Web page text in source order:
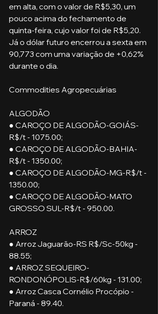
em alta, com o valor de R$5,30, um
pouco acima do fechamento de
quinta-feira, cujo valor foi de R$5,20.
Já o dólar futuro encerrou a sexta em
90,773 com uma variação de +0,62%
durante o dia.
Commodities Agropecuárias
ALGODÃO
● CAROÇO DE ALGODÃO-GOIÁS-
R$/t - 1075.00;
● CAROÇO DE ALGODÃO-BAHIA-
R$/t - 1350.00;
● CAROÇO DE ALGODÃO-MG-R$/t -
1350.00;
● CAROÇO DE ALGODÃO-MATO
GROSSO SUL-R$/t - 950.00.
ARROZ
● Arroz Jaguarão-RS R$/Sc-50kg -
88.55;
● ARROZ SEQUEIRO-
RONDONÓPOLIS-R$/60kg - 131.00;
● Arroz Casca Cornélio Procópio -
Paraná - 89.40.